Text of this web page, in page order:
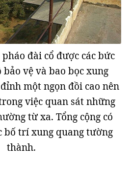
đài cổ được các bức
vệ và bao bọc xung
một ngọn đồi cao nên
việc quan sát những
từ xa. Tổng cộng có
bố trí xung quang tường
thành.